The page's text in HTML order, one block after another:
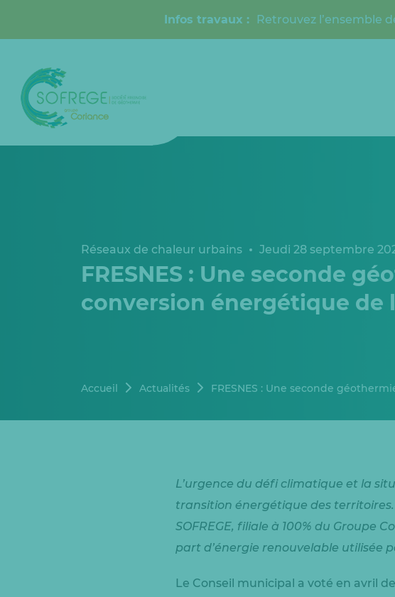
Infos travaux : Retrouvez l’ensemble
Réseaux de chaleur urbains Jeudi 28 septembre
FRESNES : Une seconde
conversion énergétique de
Accueil Actualités FRESNES : Une seconde
L’urgence du défi climatique et la
transition énergétique des
SOFREGE, filiale à 100% du Groupe
part d’énergie renouvelable utilisée
Le Conseil municipal a voté en avril